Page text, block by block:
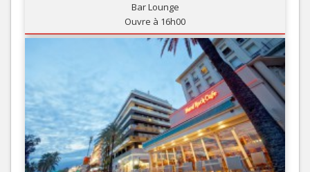
Bar Lounge
Ouvre à 16h00